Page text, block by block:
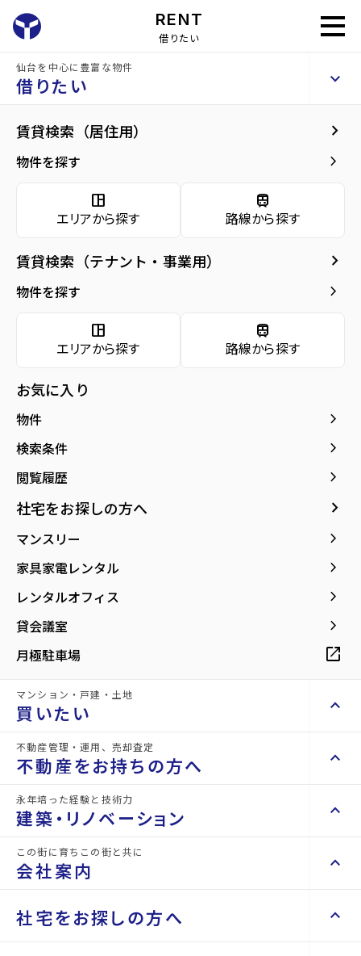
RENT
借りたい
仙台を中心に豊富な物件
借りたい keyboard_arrow_up
賃貸検索（居住用） keyboard_arrow_right
物件を探す keyboard_arrow_right
space_dashboard
エリアから探す
train
路線から探す
賃貸検索（テナント・事業用） keyboard_arrow_right
物件を探す keyboard_arrow_right
space_dashboard
エリアから探す
train
路線から探す
お気に入り
物件 keyboard_arrow_right
検索条件 keyboard_arrow_right
閲覧履歴 keyboard_arrow_right
社宅をお探しの方へ keyboard_arrow_right
マンスリー keyboard_arrow_right
家具家電レンタル keyboard_arrow_right
レンタルオフィス keyboard_arrow_right
貸会議室 keyboard_arrow_right
月極駐車場 open_in_new
マンション・戸建・土地
買いたい keyboard_arrow_up
不動産を買いたい方へ keyboard_arrow_right
space_dashboard
エリアから探す
space_dashboard
不動産管理・運用、売却査定
不動産をお持ちの方へ keyboard_arrow_up
不動産をお持ちの方へ keyboard_arrow_right
山一地所の賃貸管理
不動産を貸すまでの流れ
空き家サポートサービス
永年培った経験と技術力
建築・リノベーション keyboard_arrow_up
建築・リノベーション keyboard_arrow_right
Renotta（リノッタ） keyboard_arrow_right
この街に育ちこの街と共に
会社案内 keyboard_arrow_up
会社案内 keyboard_arrow_right
社宅をお探しの方へ keyboard_arrow_up
賃貸アパート グリンエイト・サン
建物概要
現在募集中の物件arrow_forward
arrow_forward
地図・周辺環境 arrow_forward
グリンエイト・サン
アクセス
宮城交通バス バス停『富谷学校前』から徒
宮城県富谷市ひより台2丁目
location_on グーグルマップでみる open_in_new
詳細情報 details
物件名 グリンエイト・サン
所在地 宮城県富谷市ひより台2丁目
歩8分
種別 賃貸アパート